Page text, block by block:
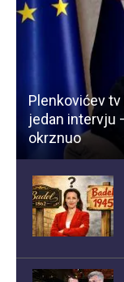
Plenkovićev
jedan intervju
okrznuo